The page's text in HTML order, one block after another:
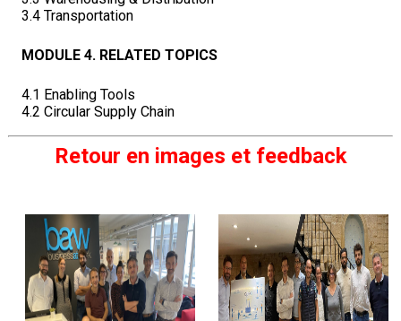
3.4 Transportation
MODULE 4. RELATED TOPICS
4.1 Enabling Tools
4.2 Circular Supply Chain
Retour en images et feedback